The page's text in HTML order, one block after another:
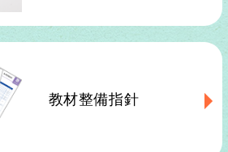
教材整備指針